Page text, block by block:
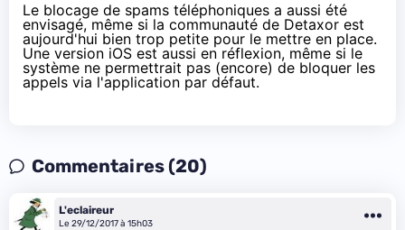
Le blocage de spams téléphoniques a aussi été
envisagé, même si la communauté de Detaxor est
aujourd'hui bien trop petite pour le mettre en place.
Une version iOS est aussi en réflexion, même si le
système ne permettrait pas (encore) de bloquer les
appels via l'application par défaut.
Commentaires (20)
L'eclaireur
Le 29/12/2017 à 15h03